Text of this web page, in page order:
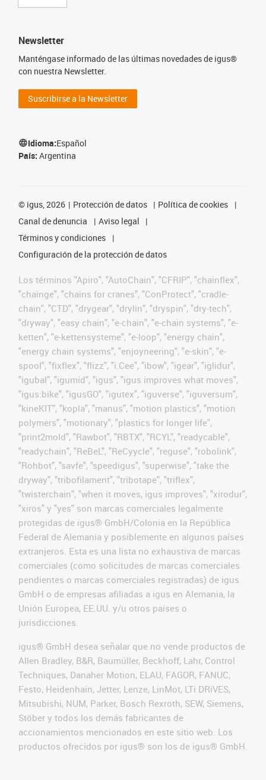
Newsletter
Manténgase informado de las últimas novedades de igus®
con nuestra Newsletter.
Suscribirse a la Newsletter
Idioma:Español
País: Argentina
© igus, 2026 Protección de datos
Política de cookies
Canal de denuncia
Aviso legal
Términos y condiciones
Configuración de la protección de datos
Los términos "Apiro", "AutoChain", "CFRIP", "chainflex",
"chainge", "chains for cranes", "ConProtect", "cradle-
chain", "CTD", "drygear", "drylin", "dryspin", "dry-tech",
"dryway", "easy chain", "e-chain", "e-chain systems", "e-
ketten", "e-kettensysteme", "e-loop", "energy chain",
"energy chain systems", "enjoyneering", "e-skin", "e-
spool", "fixflex", "flizz", "i.Cee", "ibow", "igear", "iglidur",
"igubal", "igumid", "igus", "igus improves what moves",
"igus:bike", "igusGO", "igutex", "iguverse", "iguversum",
"kineKIT", "kopla", "manus", "motion plastics", "motion
polymers", "motionary", "plastics for longer life",
"print2mold", "Rawbot", "RBTX", "RCYL", "readycable",
"readychain", "ReBeL", "ReCyycle", "reguse", "robolink",
"Rohbot", "savfe", "speedigus", "superwise", "take the
dryway", "tribofilament", "tribotape", "triflex",
"twisterchain", "when it moves, igus improves", "xirodur",
"xiros" y "yes" son marcas comerciales legalmente
protegidas de igus® GmbH/Colonia en la República
Federal de Alemania y posiblemente en algunos países
extranjeros. Esta es una lista no exhaustiva de marcas
comerciales (como solicitudes de marcas comerciales
pendientes o marcas comerciales registradas) de igus
GmbH o de empresas afiliadas a igus en Alemania, la
Unión Europea, EE.UU. y/u otros países o
jurisdicciones.
igus® GmbH desea señalar que no vende productos de
Allen Bradley, B&R, Baumüller, Beckhoff, Lahr, Control
Techniques, Danaher Motion, ELAU, FAGOR, FANUC,
Festo, Heidenhain, Jetter, Lenze, LinMot, LTi DRiVES,
Mitsubishi, NUM, Parker, Bosch Rexroth, SEW, Siemens,
Stöber y todos los demás fabricantes de
accionamientos mencionados en este sitio web. Los
productos ofrecidos por igus® son los de igus® GmbH.